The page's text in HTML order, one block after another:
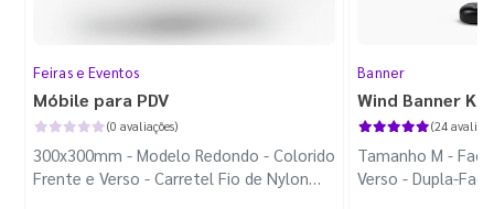
Feiras e Eventos
Móbile para PDV
(0 avaliações)
300x300mm - Modelo Redondo - Colorido
Frente e Verso - Carretel Fio de Nylon
Banner
Wind Banner
(24
Tamanho M -
Verso - Dupla-